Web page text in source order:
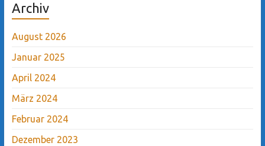
Archiv
August 2026
Januar 2025
April 2024
März 2024
Februar 2024
Dezember 2023